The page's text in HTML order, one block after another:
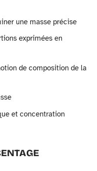
une masse précise
exprimées en
de composition de la
et concentration